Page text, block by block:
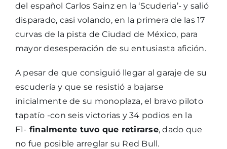
del español Carlos Sainz en la ‘Scuderia’- y salió
disparado, casi volando, en la primera de las 17
curvas de la pista de Ciudad de México, para
mayor desesperación de su entusiasta afición.
A pesar de que consiguió llegar al garaje de su
escudería y que se resistió a bajarse
inicialmente de su monoplaza, el bravo piloto
tapatío -con seis victorias y 34 podios en la
F1- finalmente tuvo que retirarse, dado que
no fue posible arreglar su Red Bull.